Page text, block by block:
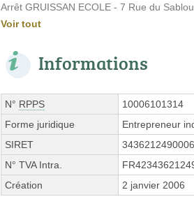
Arrêt GRUISSAN ECOLE - 7 Rue du Sablou
Voir tout
Informations
N° RPPS
10006101314
Forme juridique
Entrepreneur
SIRET
N° TVA Intra.
Création
2 janvier 2006